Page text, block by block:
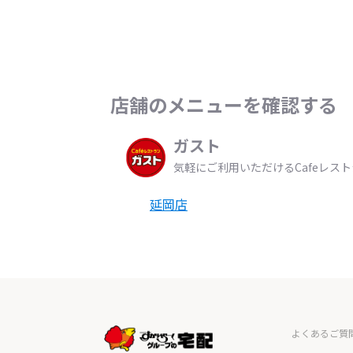
店舗のメニューを確認する
ガスト
気軽にご利用いただけるCafeレス
延岡店
よくあるご質